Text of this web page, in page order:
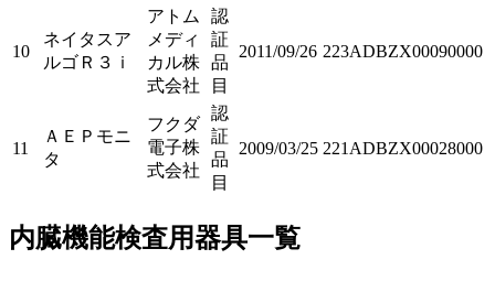
10
ネイタスア
ルゴＲ３ｉ
アトム
メディ
カル株
式会社
認
証
品
目
2011/09/26 223ADBZX00090000
11
ＡＥＰモニ
タ
フクダ
電子株
式会社
認
証
品
目
2009/03/25 221ADBZX00028000
内臓機能検査用器具一覧